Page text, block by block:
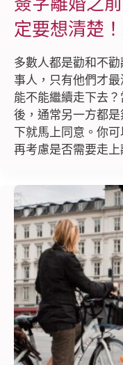
定要想清楚
多數人都是勸和不
事人，只有他們才
能不能繼續走下去
後，通常另一方都
下就馬上同意。你可
再考慮是否需要走上